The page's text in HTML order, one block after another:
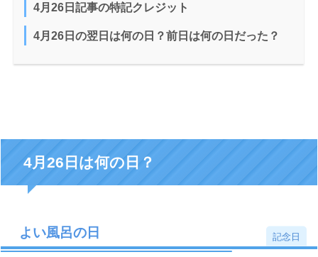
4月26日記事の特記クレジット
4月26日の翌日は何の日？前日は何の日だった？
4月26日は何の日？
よい風呂の日 記念日